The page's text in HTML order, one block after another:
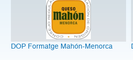
DOP Formatge Mahón-Menorca